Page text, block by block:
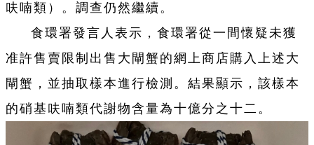
呋喃類）。調查仍然繼續。
食環署發言人表示，食環署從一間懷疑未獲
准許售賣限制出售大閘蟹的網上商店購入上述大
閘蟹，並抽取樣本進行檢測。結果顯示，該樣本
的硝基呋喃類代謝物含量為十億分之十二。